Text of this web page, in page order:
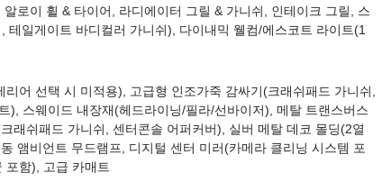
로이 휠 & 타이어, 라디에이터 그릴 & 가니쉬, 인테이크 그릴, 스
테일게이트 바디컬러 가니쉬), 다이내믹 웰컴/에스코트 라이트(1
어 선택 시 미적용), 고급형 인조가죽 감싸기(크래쉬패드 가니쉬,
), 스웨이드 내장재(헤드라이닝/필라/선바이저), 메탈 트랜스버스
래쉬패드 가니쉬, 센터콘솔 어퍼커버), 실버 메탈 데코 몰딩(2열
앰비언트 무드램프, 디지털 센터 미러(카메라 클리닝 시스템 포
포함), 고급 카매트